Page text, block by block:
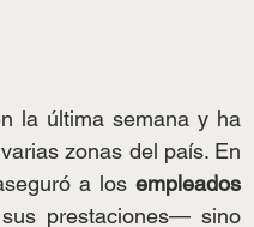
la última semana y ha
zonas del país. En
a los
prestaciones— sino